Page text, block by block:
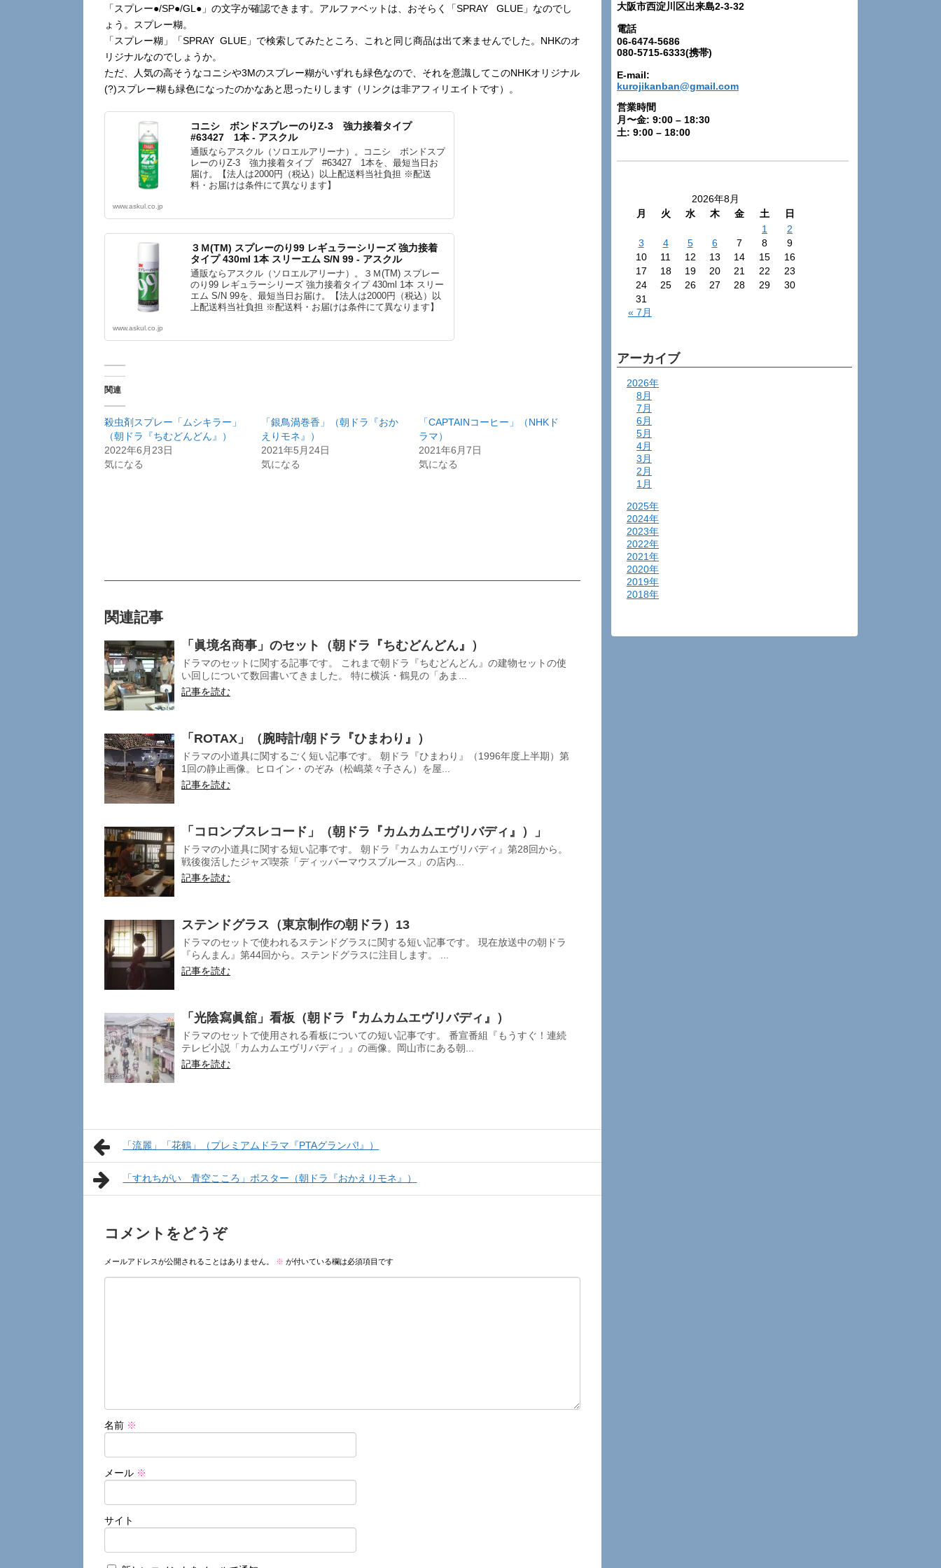
「スプレー●/SP●/GL●」の文字が確認できます。アルファベットは、おそらく「SPRAY GLUE」なのでし
ょう。スプレー糊。
「スプレー糊」「SPRAY GLUE」で検索してみたところ、これと同じ商品は出て来ませんでした。NHKのオ
リジナルなのでしょうか。
ただ、人気の高そうなコニシや3Mのスプレー糊がいずれも緑色なので、それを意識してこのNHKオリジナル
(?)スプレー糊も緑色になったのかなあと思ったりします（リンクは非アフィリエイトです）。
コニシ ボンドスプレーのりZ-3 強力接着タイプ
#63427 1本 - アスクル
通販ならアスクル（ソロエルアリーナ）。コニシ ボンドスプ
レーのりZ-3 強力接着タイプ #63427 1本を、最短当日お
届け。【法人は2000円（税込）以上配送料当社負担 ※配送
料・お届けは条件にて異なります】
www.askul.co.jp
３Ｍ(TM) スプレーのり99 レギュラーシリーズ 強力接着
タイプ 430ml 1本 スリーエム S/N 99 - アスクル
通販ならアスクル（ソロエルアリーナ）。３Ｍ(TM) スプレー
のり99 レギュラーシリーズ 強力接着タイプ 430ml 1本 スリー
エム S/N 99を、最短当日お届け。【法人は2000円（税込）以
上配送料当社負担 ※配送料・お届けは条件にて異なります】
www.askul.co.jp
関連
殺虫剤スプレー「ムシキラー」
（朝ドラ『ちむどんどん』）
2022年6月23日
気になる
「銀鳥渦巻香」（朝ドラ『おか
えりモネ』）
2021年5月24日
気になる
「CAPTAINコーヒー」（NHKド
ラマ）
2021年6月7日
気になる
関連記事
「眞境名商事」のセット（朝ドラ『ちむどんどん』）
ドラマのセットに関する記事です。 これまで朝ドラ『ちむどんどん』の建物セットの使
い回しについて数回書いてきました。 特に横浜・鶴見の「あま...
記事を読む
「ROTAX」（腕時計/朝ドラ『ひまわり』）
ドラマの小道具に関するごく短い記事です。 朝ドラ『ひまわり』（1996年度上半期）第
1回の静止画像。ヒロイン・のぞみ（松嶋菜々子さん）を屋...
記事を読む
「コロンブスレコード」（朝ドラ『カムカムエヴリバディ』）」
ドラマの小道具に関する短い記事です。 朝ドラ『カムカムエヴリバディ』第28回から。
戦後復活したジャズ喫茶「ディッパーマウスブルース」の店内...
記事を読む
ステンドグラス（東京制作の朝ドラ）13
ドラマのセットで使われるステンドグラスに関する短い記事です。 現在放送中の朝ドラ
『らんまん』第44回から。ステンドグラスに注目します。 ...
記事を読む
「光陰寫眞舘」看板（朝ドラ『カムカムエヴリバディ』）
ドラマのセットで使用される看板についての短い記事です。 番宣番組『もうすぐ！連続
テレビ小説「カムカムエヴリバディ」』の画像。岡山市にある朝...
記事を読む
「流麗」「花鶴」（プレミアムドラマ『PTAグランパ!』）
「すれちがい 青空こころ」ポスター（朝ドラ『おかえりモネ』）
コメントをどうぞ
メールアドレスが公開されることはありません。 ※ が付いている欄は必須項目です
名前 ※
メール ※
サイト
大阪市西淀川区出来島2-3-32
電話
06-6474-5686
080-5715-6333(携帯)
E-mail:
kurojikanban@gmail.com
営業時間
月〜金: 9:00 – 18:30
土: 9:00 – 18:00
2026年8月
月
火 水 木 金 土
日
1
2
3
4 5 6 7 8
9
10
11 12 13 14 15
16
17
18 19 20 21 22
23
24
25 26 27 28 29
30
31
« 7月
アーカイブ
2026年
8月
7月
6月
5月
4月
3月
2月
1月
2025年
2024年
2023年
2022年
2021年
2020年
2019年
2018年